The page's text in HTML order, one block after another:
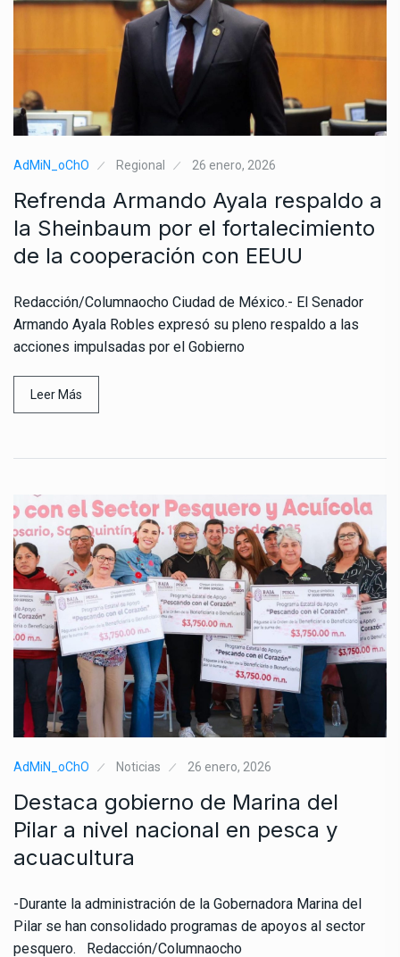
AdMiN_oChO Regional 26 enero, 2026
Refrenda Armando Ayala respaldo a
la Sheinbaum por el fortalecimiento
de la cooperación con EEUU
Redacción/Columnaocho Ciudad de México.- El Senador
Armando Ayala Robles expresó su pleno respaldo a las
acciones impulsadas por el Gobierno
Leer Más
AdMiN_oChO Noticias 26 enero, 2026
Destaca gobierno de Marina del
Pilar a nivel nacional en pesca y
acuacultura
-Durante la administración de la Gobernadora Marina del
Pilar se han consolidado programas de apoyos al sector
pesquero. Redacción/Columnaocho